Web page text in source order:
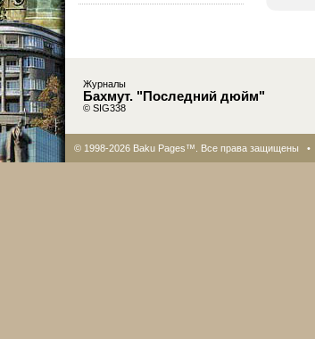
Журналы
Бахмут. "Последний дюйм"
© SIG338
© 1998-2026 Baku Pages™. Все права защищены •